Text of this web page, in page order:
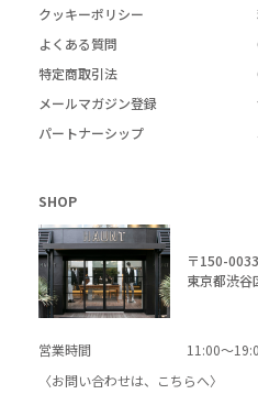
クッキーポリシー
よくある質問
特定商取引法
メールマガジン登録
パートナーシップ
SHOP
〒150-0033
東京都渋谷
営業時間
11:00～
〈お問い合わせは、
こちらへ〉